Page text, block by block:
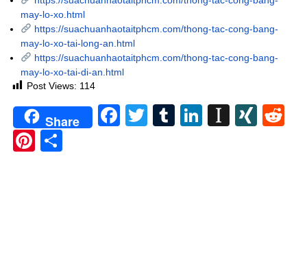
may-lo-xo.html
https://suachuanhaotaitphcm.com/thong-tac-cong-bang-
may-lo-xo-tai-long-an.html
https://suachuanhaotaitphcm.com/thong-tac-cong-bang-
may-lo-xo-tai-di-an.html
Post Views: 114
Share Facebook
TwitterTumblrLinkedIn
Pinterest